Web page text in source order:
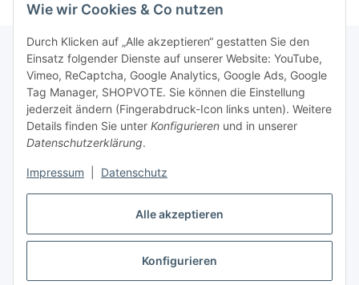
Alle akzeptieren
Konfigurieren
Wie wir Cookies & Co nutzen
Durch Klicken auf „Alle akzeptieren“ gestatten Sie den
Einsatz folgender Dienste auf unserer Website: YouTube,
Vimeo, ReCaptcha, Google Analytics, Google Ads, Google
Tag Manager, SHOPVOTE. Sie können die Einstellung
jederzeit ändern (Fingerabdruck-Icon links unten). Weitere
Details finden Sie unter Konfigurieren und in unserer
Datenschutzerklärung.
Impressum Datenschutz
Newsletter Abonnieren
Bitte senden Sie mir entsprechend Ihrer
Datenschutzerklärungregelmäßig und jederzeit widerruflich
Informationen zu Ihrem Produktsortiment per E-Mail zu.
Abonnieren
Newsletter Abonnieren
Vertrag widerrufen